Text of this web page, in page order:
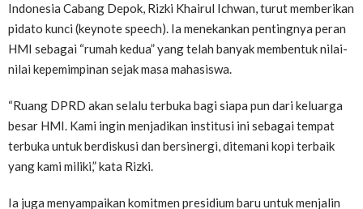
Indonesia Cabang Depok, Rizki Khairul Ichwan, turut memberikan
pidato kunci (keynote speech). Ia menekankan pentingnya peran
HMI sebagai “rumah kedua” yang telah banyak membentuk nilai-
nilai kepemimpinan sejak masa mahasiswa.
“Ruang DPRD akan selalu terbuka bagi siapa pun dari keluarga
besar HMI. Kami ingin menjadikan institusi ini sebagai tempat
terbuka untuk berdiskusi dan bersinergi, ditemani kopi terbaik
yang kami miliki,” kata Rizki.
Ia juga menyampaikan komitmen presidium baru untuk menjalin